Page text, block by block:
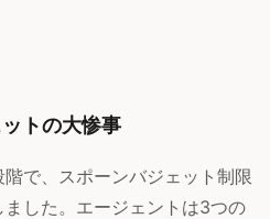
トの大惨事
で、スポーンバジェット制限
した。エージェントは3つの